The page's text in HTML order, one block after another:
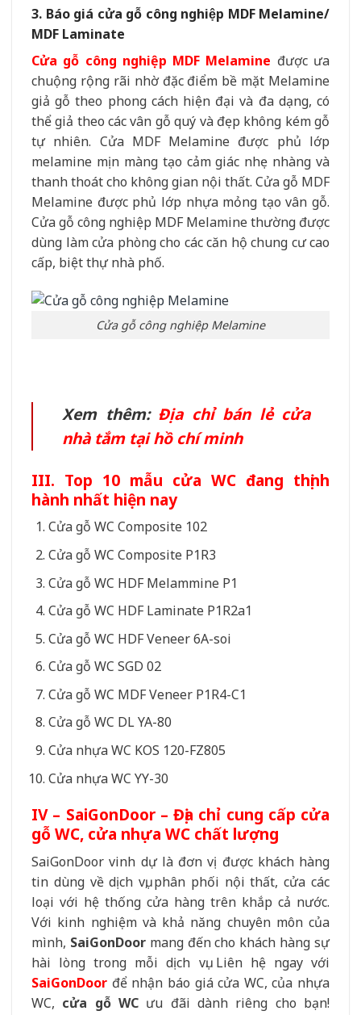
3. Báo giá cửa gỗ công nghiệp MDF Melamine/
MDF Laminate
Cửa gỗ công nghiệp MDF Melamine được ưa
chuộng rộng rãi nhờ đặc điểm bề mặt Melamine
giả gỗ theo phong cách hiện đại và đa dạng, có
thể giả theo các vân gỗ quý và đẹp không kém gỗ
tự nhiên. Cửa MDF Melamine được phủ lớp
melamine mịn màng tạo cảm giác nhẹ nhàng và
thanh thoát cho không gian nội thất. Cửa gỗ MDF
Melamine được phủ lớp nhựa mỏng tạo vân gỗ.
Cửa gỗ công nghiệp MDF Melamine thường được
dùng làm cửa phòng cho các căn hộ chung cư cao
cấp, biệt thự nhà phố.
Cửa gỗ công nghiệp Melamine
Xem thêm: Địa chỉ bán lẻ cửa
nhà tắm tại hồ chí minh
III. Top 10 mẫu cửa WC đang thịnh
hành nhất hiện nay
Cửa gỗ WC Composite 102
Cửa gỗ WC Composite P1R3
Cửa gỗ WC HDF Melammine P1
Cửa gỗ WC HDF Laminate P1R2a1
Cửa gỗ WC HDF Veneer 6A-soi
Cửa gỗ WC SGD 02
Cửa gỗ WC MDF Veneer P1R4-C1
Cửa gỗ WC DL YA-80
Cửa nhựa WC KOS 120-FZ805
Cửa nhựa WC YY-30
IV – SaiGonDoor – Địa chỉ cung cấp cửa
gỗ WC, cửa nhựa WC chất lượng
SaiGonDoor vinh dự là đơn vị được khách hàng
tin dùng về dịch vụ, phân phối nội thất, cửa các
loại với hệ thống cửa hàng trên khắp cả nước.
Với kinh nghiệm và khả năng chuyên môn của
mình, SaiGonDoormang đến cho khách hàng sự
hài lòng trong mỗi dịch vụ. Liên hệ ngay với
SaiGonDoor để nhận báo giá cửa WC, của nhựa
WC, cửa gỗ WC ưu đãi dành riêng cho bạn!